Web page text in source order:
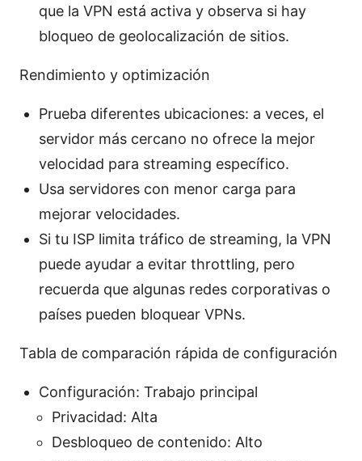
que la VPN está activa y observa si hay
bloqueo de geolocalización de sitios.
Rendimiento y optimización
Prueba diferentes ubicaciones: a veces, el
servidor más cercano no ofrece la mejor
velocidad para streaming específico.
Usa servidores con menor carga para
mejorar velocidades.
Si tu ISP limita tráfico de streaming, la VPN
puede ayudar a evitar throttling, pero
recuerda que algunas redes corporativas o
países pueden bloquear VPNs.
Tabla de comparación rápida de configuración
Configuración: Trabajo principal
Privacidad: Alta
Desbloqueo de contenido: Alto